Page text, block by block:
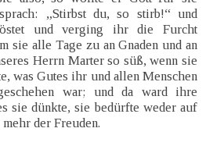
„Stirbst du, so stirb!“ und
und verging ihr die Furcht
sie alle Tage zu an Gnaden und an
Herrn Marter so süß, wenn sie
was Gutes ihr und allen Menschen
war; und da ward ihre
sie dünkte, sie bedürfte weder auf
der Freuden.